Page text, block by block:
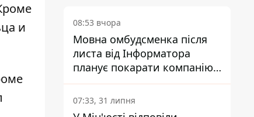
и
08:53 вчора
Мовна омбудсменка після
листа від Інформатора
планує покарати компанію-
підрядника ПриватБанку
07:33, 31 липня